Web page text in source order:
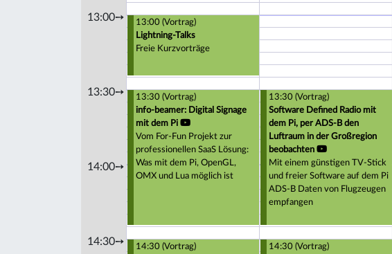
13:00➙
13:30➙
14:00➙
14:30➙
13:00 (Vortrag)
Lightning-Talks
Freie Kurzvorträge
13:30 (Vortrag)
info-beamer: Digital Signage
mit dem Pi
Vom For-Fun Projekt zur
professionellen SaaS Lösung:
Was mit dem Pi, OpenGL,
OMX und Lua möglich ist
13:30 (Vortrag)
Software Defined Radio mit
dem Pi, per ADS-B den
Luftraum in der Großregion
beobachten
Mit einem günstigen TV-Stick
und freier Software auf dem Pi
ADS-B Daten von Flugzeugen
empfangen
14:30 (Vortrag)
14:30 (Vortrag)